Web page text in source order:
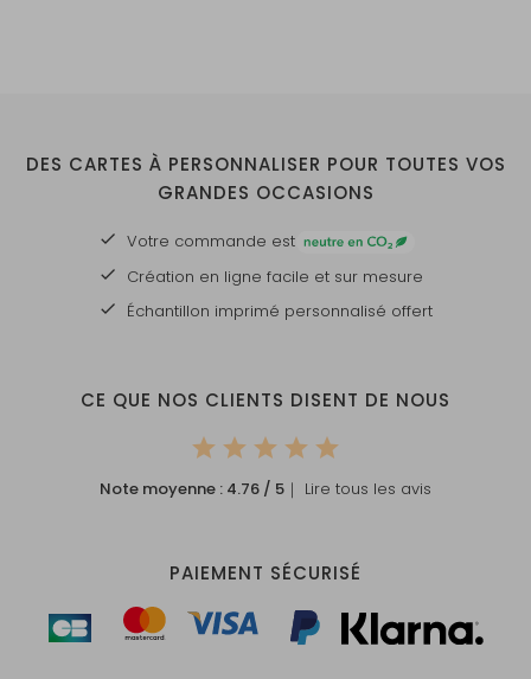
DES CARTES À PERSONNALISER POUR TOUTES VOS
GRANDES OCCASIONS
Votre commande est
Création en ligne facile et sur mesure
Échantillon imprimé personnalisé offert
CE QUE NOS CLIENTS DISENT DE NOUS
Note moyenne : 4.76 / 5 ｜ Lire tous les avis
PAIEMENT SÉCURISÉ